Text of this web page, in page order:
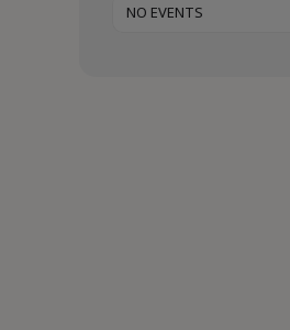
NO EVENTS